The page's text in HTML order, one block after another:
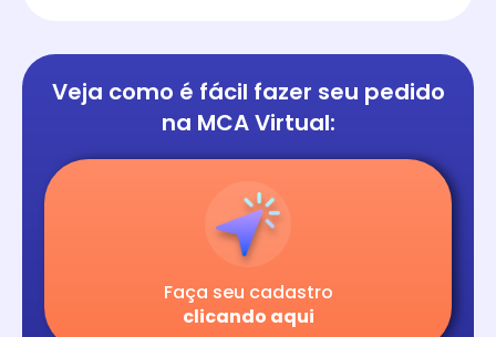
Veja como é fácil fazer seu pedido
na MCA Virtual:
Faça seu cadastro
clicando aqui